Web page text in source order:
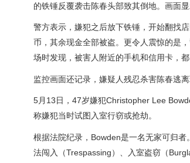
的铁锤反覆袭击陈春头部致其倒地。画面
警方表示，嫌犯之后放下铁锤，开始翻找店
币，其余现金全部被盗。更令人震惊的是
场时发现，被害人附近的手机和信用卡，都
监控画面还记录，嫌疑人残忍杀害陈春逃
5月13日，47岁嫌犯Christopher Lee
称嫌犯当时试图入室行窃或抢劫。
根据法院纪录，Bowden是一名无家可归
法闯入（Trespassing）、入室盗窃（